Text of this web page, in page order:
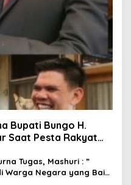
Bupati Bungo H.
Saat Pesta Rakyat
Tugas, Mashuri : ”
Warga Negara yang Baik,